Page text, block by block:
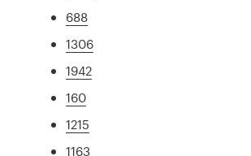
688
1306
1942
160
1215
1163